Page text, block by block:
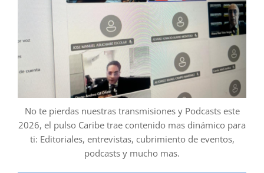
No te pierdas nuestras transmisiones y Podcasts este
2026, el pulso Caribe trae contenido mas dinámico para
ti: Editoriales, entrevistas, cubrimiento de eventos,
podcasts y mucho mas.